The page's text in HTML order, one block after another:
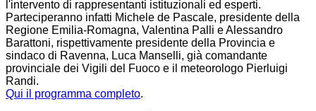
l'intervento di rappresentanti istituzionali ed esperti.
Parteciperanno infatti Michele de Pascale, presidente della
Regione Emilia-Romagna, Valentina Palli e Alessandro
Barattoni, rispettivamente presidente della Provincia e
sindaco di Ravenna, Luca Manselli, già comandante
provinciale dei Vigili del Fuoco e il meteorologo Pierluigi
Randi.
Qui il programma completo.